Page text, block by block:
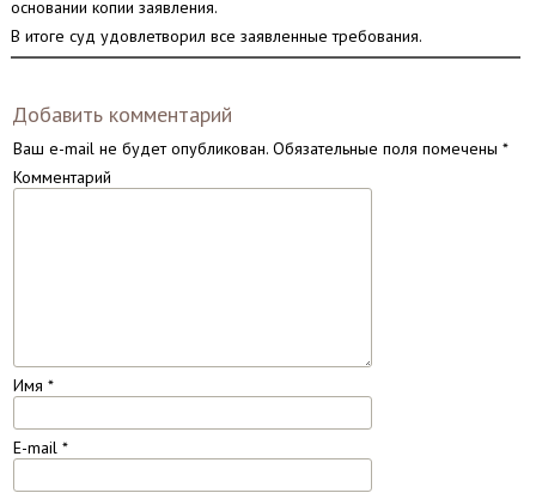
основании копии заявления.
В итоге суд удовлетворил все заявленные требования.
Добавить комментарий
Ваш e-mail не будет опубликован.Обязательные поля помечены *
Комментарий
Имя *
E-mail *